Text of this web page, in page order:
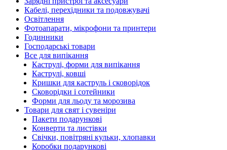
Кабелі, перехідники та подовжувачі
Освітлення
Фотоапарати, мікрофони та принтери
Годинники
Господарські товари
Все для випікання
Каструлі, форми для випікання
Каструлі, ковші
Кришки для каструль і сковорідок
Сковорідки і сотейники
Форми для льоду та морозива
Товари для свят і сувеніри
Пакети подарункові
Конверти та листівки
Свічки, повітряні кульки, хлопавки
Коробки подарункові